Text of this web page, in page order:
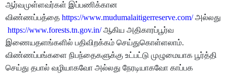
ஆர்வமுள்ளவர்கள் இப்பணிக்கான
விண்ணப்பத்தைhttps://www.mudumalaitigerreserve.com/அல்லது
https://www.forests.tn.gov.in/ஆகிய அதிகாரப்பூர்வ
இணையதளங்களில் பதிவிறக்கம் செய்துகொள்ளலாம்.
விண்ணப்பங்களை நிபந்தைகளுக்கு உட்பட்டு முழுமையாக பூர்த்தி
செய்து தபால் வழியாகவோ அல்லது நேரடியாகவோ காப்பக